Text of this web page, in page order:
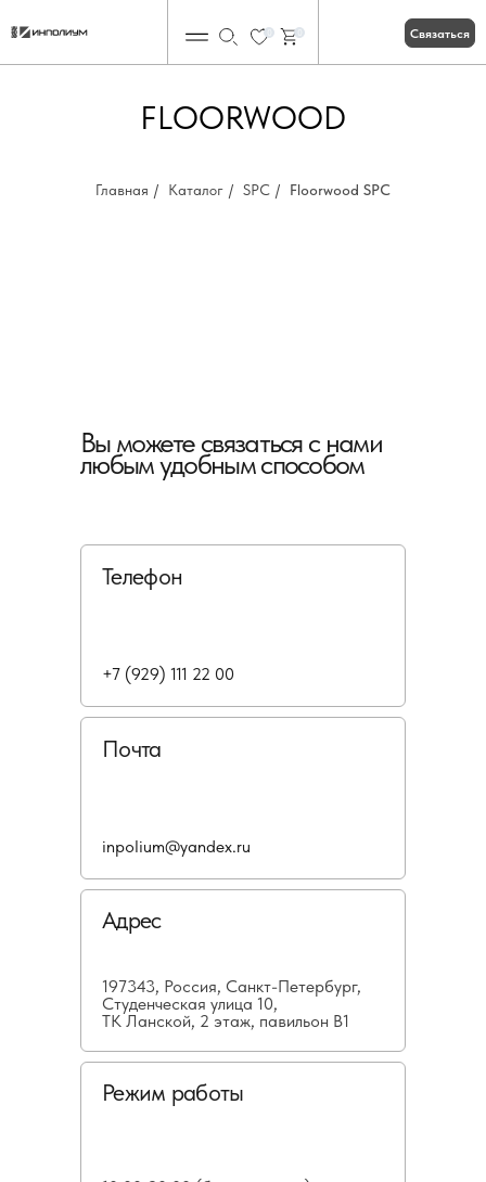
Связаться
FLOORWOOD
Главная / Каталог / SPC / Floorwood SPC
Вы можете связаться с нами
любым удобным способом
Телефон
Почта
Адрес
197343, Россия, Санкт-Петербург,
Студенческая улица 10,
ТК Ланской, 2 этаж, павильон В1
Режим работы
+7 (929) 111 22 00
inpolium@yandex.ru